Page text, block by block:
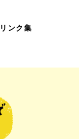
リンク集